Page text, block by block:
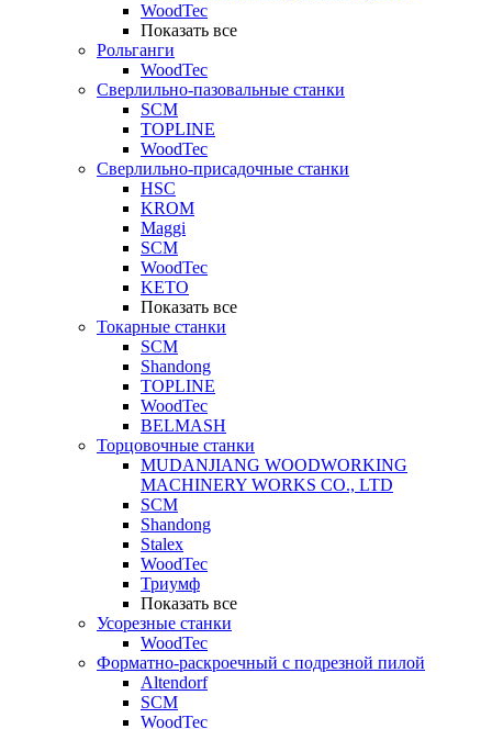
WoodTec
Показать все
Рольганги
WoodTec
Сверлильно-пазовальные станки
SCM
TOPLINE
WoodTec
Сверлильно-присадочные станки
HSC
KROM
Maggi
SCM
WoodTec
KETO
Показать все
Токарные станки
SCM
Shandong
TOPLINE
WoodTec
BELMASH
Торцовочные станки
MUDANJIANG WOODWORKING
MACHINERY WORKS CO., LTD
SCM
Shandong
Stalex
WoodTec
Триумф
Показать все
Усорезные станки
WoodTec
Форматно-раскроечный с подрезной пилой
Altendorf
SCM
WoodTec